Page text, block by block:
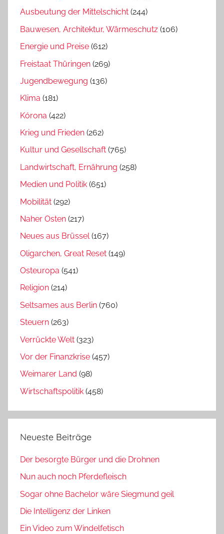
Ausbeutung der Mittelschicht (244)
Bauwesen, Architektur, Wärmeschutz (106)
Energie und Preise (612)
Freistaat Thüringen (269)
Jugendbewegung (136)
Klima (181)
Kórona (422)
Krieg und Frieden (262)
Kultur und Gesellschaft (765)
Landwirtschaft, Ernährung (258)
Medien und Politik (651)
Mobilität (292)
Naher Osten (217)
Neues aus Brüssel(167)
Oligarchen, Great Reset (149)
Osteuropa (541)
Religion (214)
Seltsames aus Berlin (760)
Steuern (263)
Verrückte Welt (323)
Vor der Finanzkrise (457)
Weimarer Land (98)
Wirtschaftspolitik (458)
Neueste Beiträge
Der besorgte Bürger und die Drohnen
Nun auch noch Pferdefleisch
Sogar ohne Bachelor wäre Siegmund geil
Die Intelligenz der Linken
Ein Video zum Windelfetisch